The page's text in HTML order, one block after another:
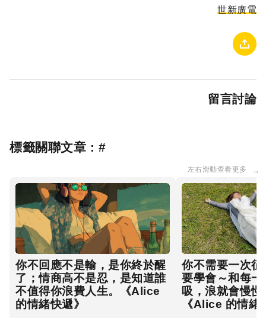
世新廣電
留言討論
標籤關聯文章 : #
左右滑動查看更多 →
你不回應不是輸，是你終於醒
了；情商高不是忍，是知道誰
不值得你浪費人生。《Alice
的情緒快遞》
你不需要一次
要學會～和每
吸，浪就會慢
《Alice 的情緒